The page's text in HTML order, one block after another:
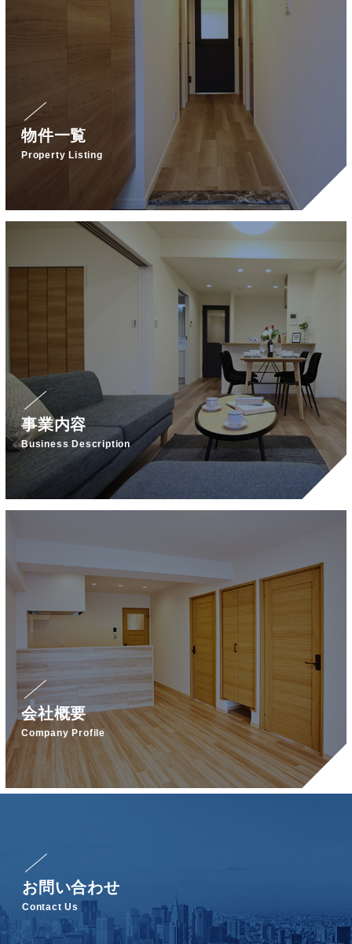
物件一覧
Property Listing
事業内容
Business Description
会社概要
Company Profile
お問い合わせ
Contact Us